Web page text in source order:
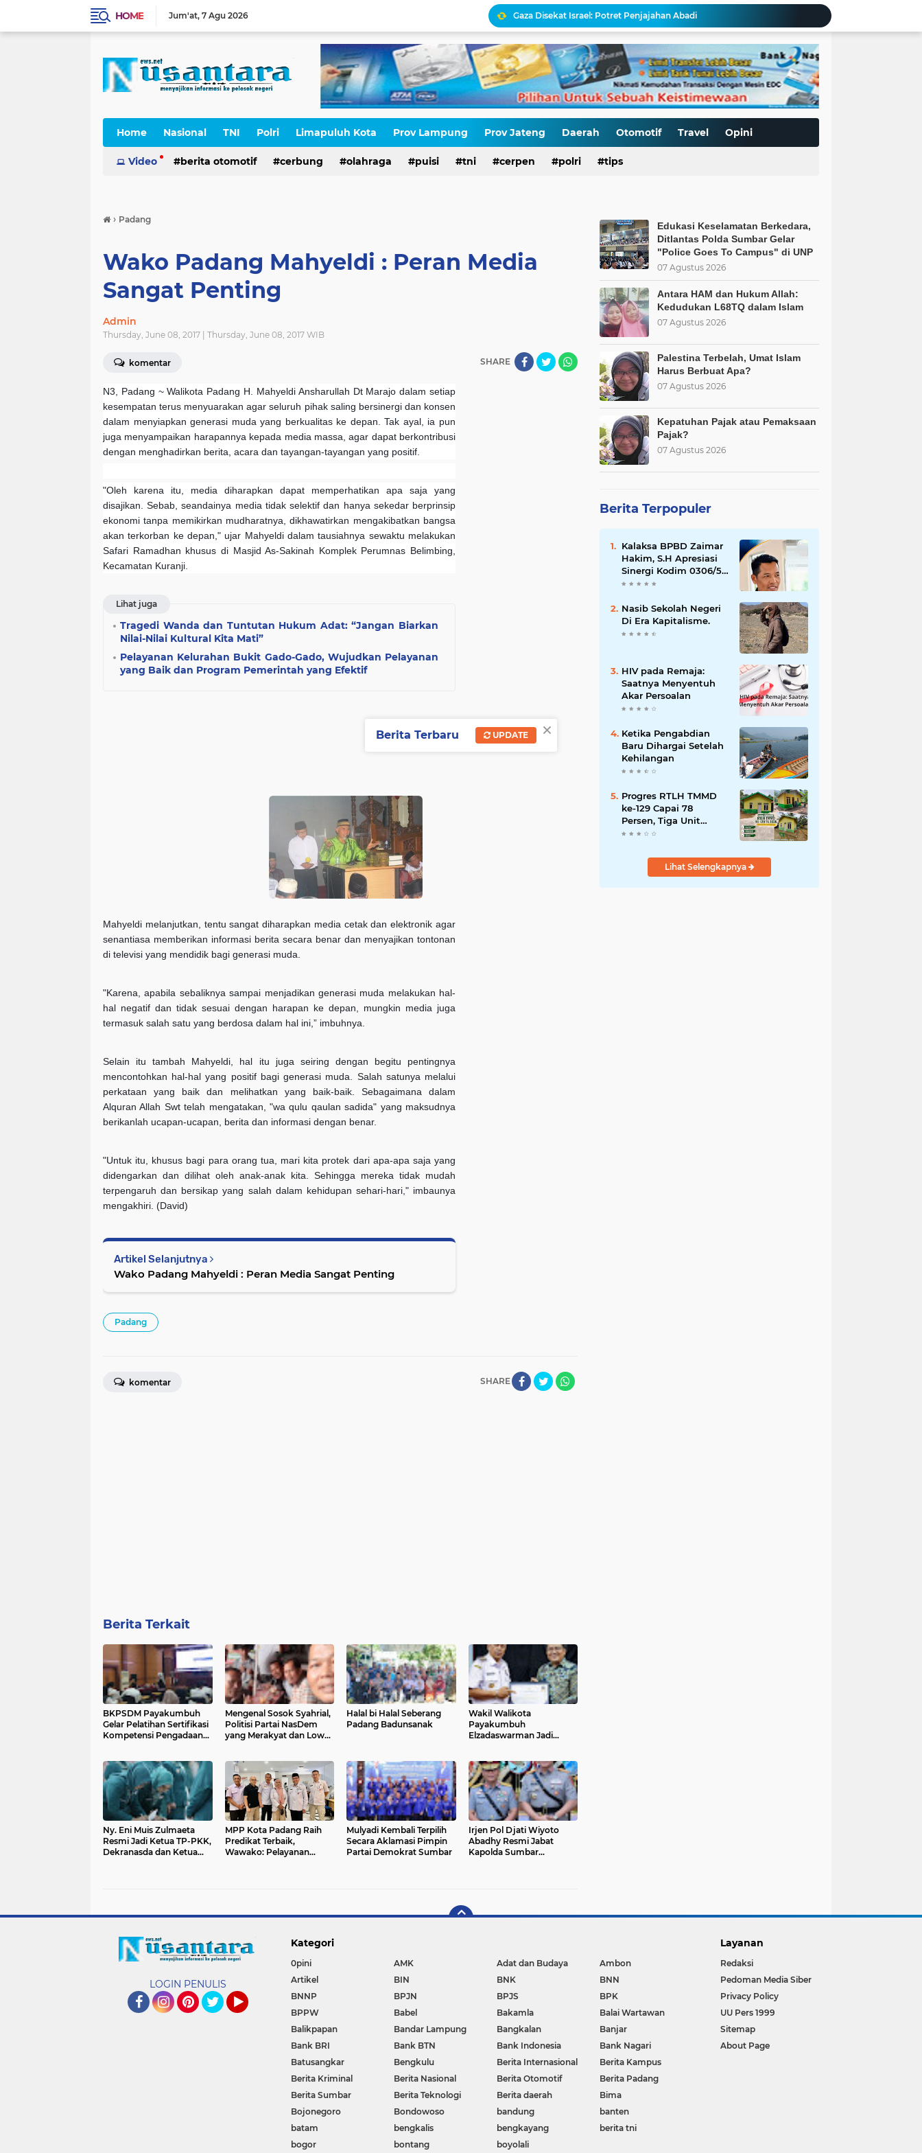
HOME Jum'at 7 Agu 2026
Gaza Disekat Israel: Potret Penjajahan Abadi
BoP dan New Gaza adalah Tipuan: Palestina Hanya Merdeka dengan Sistem Islam
Kurnia Nugraha Raih Penghargaan Indonesia Public Relations Top Leader 2026
Pajak, Aparat, dan Krisis Kepercayaan Publik
STOP NORMALISASI LGBT & GENDER FLUID DI SEKOLAH
Hari Anak Nasional: Mampukah Sistem Kapitalisme Menjamin Perlindungan Anak?
Antara HAM dan Hukum Allah: Kedudukan L68TQ dalam Islam
Palestina Terbelah, Umat Islam Harus Berbuat Apa?
Kepatuhan Pajak atau Pemaksaan Pajak?
Home Nasional TNI Polri Limapuluh Kota Prov Lampung Prov Jateng Daerah Otomotif Travel Opini
Cerpen
Video berita otomotif cerbung olahraga puisi tni cerpen polri tips
› Padang
Wako Padang Mahyeldi : Peran Media
Sangat Penting
Admin
Thursday, June 08, 2017 | Thursday, June 08, 2017 WIB
komentar SHARE
N3, Padang ~Walikota Padang H. Mahyeldi Ansharullah Dt Marajo dalam setiap
kesempatan terus menyuarakan agar seluruh pihak saling bersinergi dan konsen
dalam menyiapkan generasi muda yang berkualitas ke depan. Tak ayal, ia pun
juga menyampaikan harapannya kepada media massa, agar dapat berkontribusi
dengan menghadirkan berita, acara dan tayangan-tayangan yang positif.
"Oleh karena itu, media diharapkan dapat memperhatikan apa saja yang
disajikan. Sebab, seandainya media tidak selektif dan hanya sekedar berprinsip
ekonomi tanpa memikirkan mudharatnya, dikhawatirkan mengakibatkan bangsa
akan terkorban ke depan," ujar Mahyeldi dalam tausiahnya sewaktu melakukan
Safari Ramadhan khusus di Masjid As-Sakinah Komplek Perumnas Belimbing,
Kecamatan Kuranji.
Lihat juga
Tragedi Wanda dan Tuntutan Hukum Adat: “Jangan Biarkan
Nilai-Nilai Kultural Kita Mati”
Pelayanan Kelurahan Bukit Gado-Gado, Wujudkan Pelayanan
yang Baik dan Program Pemerintah yang Efektif
Mahyeldi melanjutkan, tentu sangat diharapkan media cetak dan elektronik agar
senantiasa memberikan informasi berita secara benar dan menyajikan tontonan
di televisi yang mendidik bagi generasi muda.
"Karena, apabila sebaliknya sampai menjadikan generasi muda melakukan hal-
hal negatif dan tidak sesuai dengan harapan ke depan, mungkin media juga
termasuk salah satu yang berdosa dalam hal ini,” imbuhnya.
Selain itu tambah Mahyeldi, hal itu juga seiring dengan begitu pentingnya
mencontohkan hal-hal yang positif bagi generasi muda. Salah satunya melalui
perkataan yang baik dan melihatkan yang baik-baik. Sebagaimana dalam
Alquran Allah Swt telah mengatakan, "wa qulu qaulan sadida" yang maksudnya
berikanlah ucapan-ucapan, berita dan informasi dengan benar.
"Untuk itu, khusus bagi para orang tua, mari kita protek dari apa-apa saja yang
didengarkan dan dilihat oleh anak-anak kita. Sehingga mereka tidak mudah
terpengaruh dan bersikap yang salah dalam kehidupan sehari-hari," imbaunya
mengakhiri. (David)
Artikel Selanjutnya
Wako Padang Mahyeldi : Peran Media Sangat Penting
Padang
SHARE
komentar
Berita Terkait
BKPSDM Payakumbuh
Gelar Pelatihan Sertifikasi
Kompetensi Pengadaan
Mengenal Sosok Syahrial,
Politisi Partai NasDem
yang Merakyat dan Low
Halal bi Halal Seberang
Padang Badunsanak
Wakil Walikota
Payakumbuh
Elzadaswarman Jadi
Indonesia Sumbar
Ny. Eni Muis Zulmaeta
Resmi Jadi Ketua TP-PKK,
Dekranasda dan Ketua
MPP Kota Padang Raih
Predikat Terbaik,
Wawako: Pelayanan
Mulyadi Kembali Terpilih
Secara Aklamasi Pimpin
Partai Demokrat Sumbar
Irjen Pol Djati Wiyoto
Abadhy Resmi Jabat
Kapolda Sumbar
Edukasi Keselamatan Berkedara,
Ditlantas Polda Sumbar Gelar
"Police Goes To Campus" di UNP
07 Agustus 2026
Antara HAM dan Hukum Allah:
Kedudukan L68TQ dalam Islam
07 Agustus 2026
Palestina Terbelah, Umat Islam
Harus Berbuat Apa?
07 Agustus 2026
Kepatuhan Pajak atau Pemaksaan
Pajak?
07 Agustus 2026
Berita Terpopuler
Kalaksa BPBD Zaimar
Hakim, S.H Apresiasi
Sinergi Kodim 0306/50
Kota dalam
dan Penanganan
Bencana
Nasib Sekolah Negeri
Di Era Kapitalisme.
HIV pada Remaja:
Saatnya Menyentuh
Akar Persoalan
Ketika Pengabdian
Baru Dihargai Setelah
Kehilangan
Progres RTLH TMMD
ke-129 Capai 78
Persen, Tiga Unit
Rumah Bantuan Mulai
Lihat Selengkapnya
LOGIN PENULIS
Kategori
0pini AMK Adat dan Budaya
Ambon
Artikel
BIN BNK
BNN
BNNP
BPJN BPJS
BPK
BPPW
Babel Bakamla
Balai Wartawan
Balikpapan
Bandar Lampung Bangkalan
Banjar
Bank BRI
Bank BTN Bank Indonesia
Bank Nagari
Batusangkar
Bengkulu Berita Internasional
Berita Kampus
Berita Kriminal
Berita Nasional Berita Otomotif
Berita Padang
Berita Sumbar
Berita Teknologi Berita daerah
Bima
Bojonegoro
Bondowoso bandung
banten
batam
bengkalis bengkayang
berita tni
bogor
bontang boyolali
Layanan
Redaksi
Pedoman Media Siber
Privacy Policy
UU Pers 1999
Sitemap
About Page
×
Berita Terbaru UPDATE